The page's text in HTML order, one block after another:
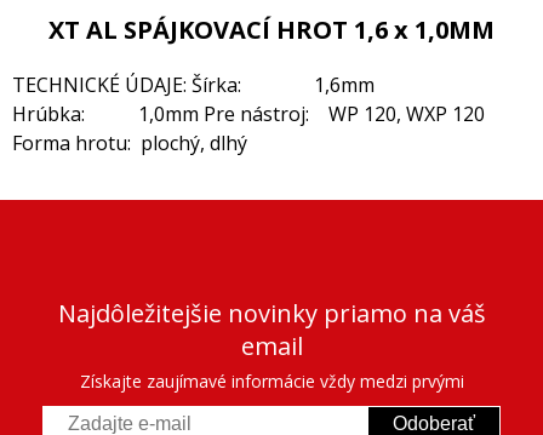
XT AL SPÁJKOVACÍ HROT 1,6 x 1,0MM
TECHNICKÉ ÚDAJE: Šírka: 1,6mm
Hrúbka: 1,0mm Pre nástroj: WP 120, WXP 120
Forma hrotu: plochý, dlhý
Najdôležitejšie novinky priamo na váš
email
Získajte zaujímavé informácie vždy medzi prvými
Odoberať